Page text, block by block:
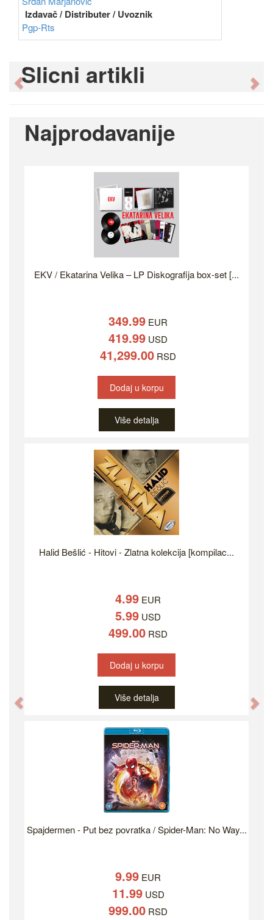
Izdavač / Distributer / Uvoznik
Pgp-Rts
Slicni artikli
Previous
Najprodavanije
EKV / Ekatarina Velika – LP Diskografija box-set [...
349.99 EUR
419.99 USD
41,299.00 RSD
Dodaj u korpu
Više detalja
Halid Bešlić - Hitovi - Zlatna kolekcija [kompilac...
4.99 EUR
5.99 USD
499.00 RSD
Dodaj u korpu
Više detalja
Spajdermen - Put bez povratka / Spider-Man: No Way...
9.99 EUR
11.99USD
999.00 RSD